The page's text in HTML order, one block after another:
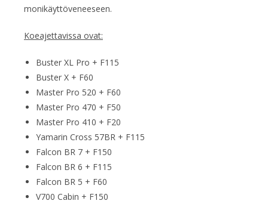
monikäyttöveneeseen.
Koeajettavissa ovat:
Buster XL Pro + F115
Buster X + F60
Master Pro 520 + F60
Master Pro 470 + F50
Master Pro 410 + F20
Yamarin Cross 57BR + F115
Falcon BR 7 + F150
Falcon BR 6 + F115
Falcon BR 5 + F60
V700 Cabin + F150